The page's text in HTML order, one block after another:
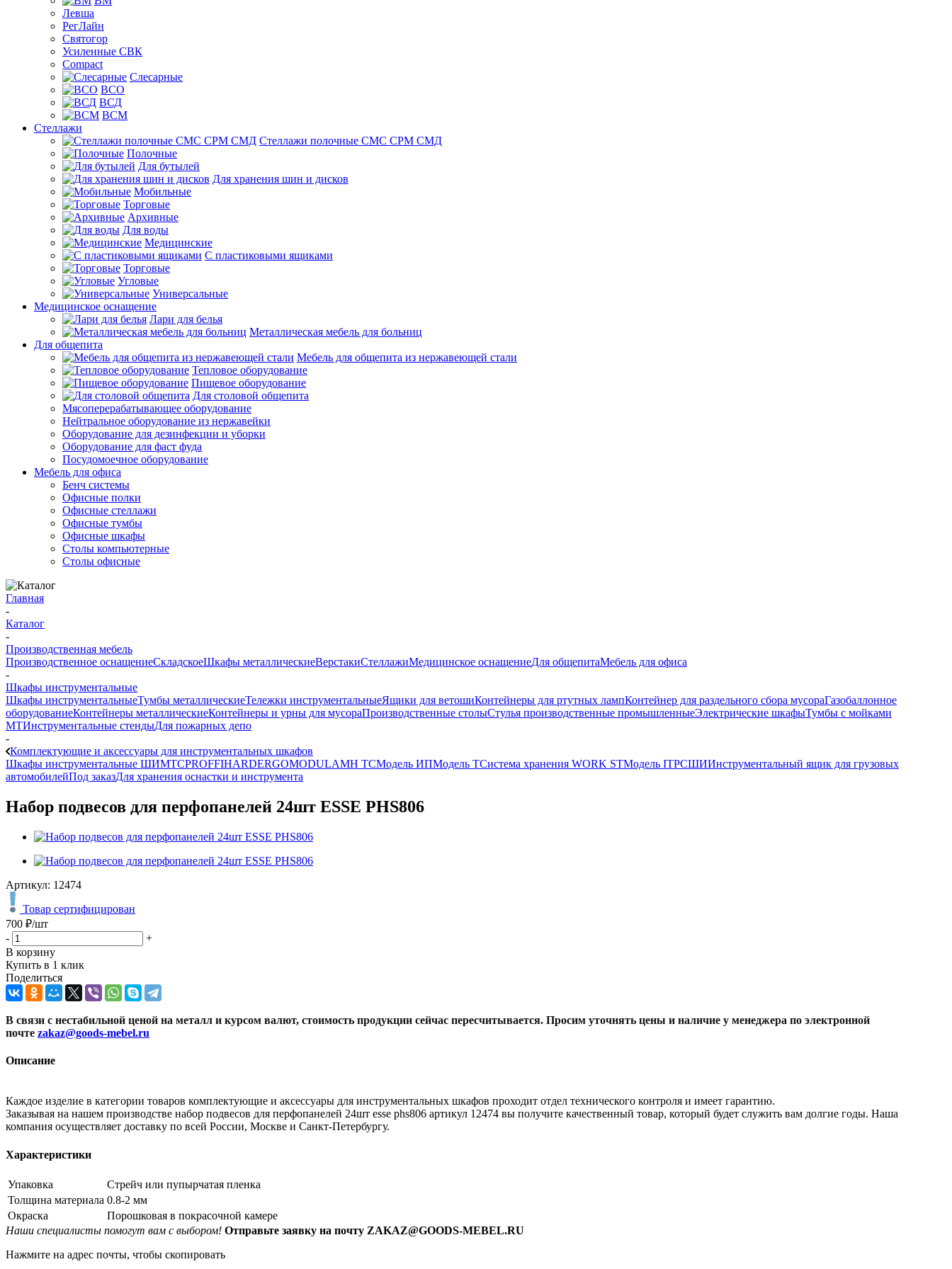
Левша
РегЛайн
Святогор
Усиленные СВК
Compact
Слесарные
ВСО
ВСД
ВСМ
Стеллажи
Стеллажи полочные СМС СРМ СМД
Полочные
Для бутылей
Для хранения шин и дисков
Мобильные
Торговые
Архивные
Для воды
Медицинские
С пластиковыми ящиками
Торговые
Угловые
Универсальные
Медицинское оснащение
Лари для белья
Металлическая мебель для больниц
Для общепита
Мебель для общепита из нержавеющей стали
Тепловое оборудование
Пищевое оборудование
Для столовой общепита
Мясоперерабатывающее оборудование
Нейтральное оборудование из нержавейки
Оборудование для дезинфекции и уборки
Оборудование для фаст фуда
Посудомоечное оборудование
Мебель для офиса
Бенч системы
Офисные полки
Офисные стеллажи
Офисные тумбы
Офисные шкафы
Столы компьютерные
Столы офисные
Главная
-
Каталог
-
Производственная мебель
Производственное оснащениеСкладскоеШкафы металлическиеВерстакиСтеллажиМедицинское оснащениеДля общепитаМебель для офиса
-
Шкафы инструментальные
Шкафы инструментальныеТумбы металлическиеТележки инструментальныеЯщики для ветошиКонтейнеры для ртутных лампКонтейнер для раздельного сбора мусораГазобаллонное
оборудованиеКонтейнеры металлическиеКонтейнеры и урны для мусораПроизводственные столыСтулья производственные промышленныеЭлектрические шкафыТумбы с мойками
МТИнструментальные стендыДля пожарных депо
-
Комплектующие и аксессуары для инструментальных шкафов
Шкафы инструментальные ШИМТСPROFFIHARDERGOMODULAMH TCМодель ИПМодель ТСистема хранения WORK STМодель ITPСШИИнструментальный ящик для грузовых
автомобилейПод заказДля хранения оснастки и инструмента
Набор подвесов для перфопанелей 24шт ESSE PHS806
Артикул: 12474
Товар сертифицирован
700 ₽/шт
-
+
В корзину
Купить в 1 клик
Поделиться
В связи с нестабильной ценой на металл и курсом валют, стоимость продукции сейчас пересчитывается. Просим уточнять цены и наличие у менеджера по электронной
почте zakaz@goods-mebel.ru
Описание
Каждое изделие в категории товаров комплектующие и аксессуары для инструментальных шкафов проходит отдел технического контроля и имеет гарантию.
Заказывая на нашем производстве набор подвесов для перфопанелей 24шт esse phs806 артикул 12474 вы получите качественный товар, который будет служить вам долгие годы. Наша
компания осуществляет доставку по всей России, Москве и Санкт-Петербургу.
Характеристики
Упаковка
Стрейч или пупырчатая пленка
Толщина материала 0.8-2 мм
Окраска
Порошковая в покрасочной камере
Наши специалисты помогут вам с выбором! Отправьте заявку на почту ZAKAZ@GOODS-MEBEL.RU
Нажмите на адрес почты, чтобы скопировать